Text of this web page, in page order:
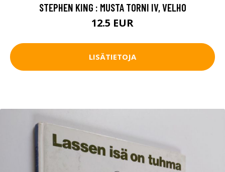
STEPHEN KING : MUSTA TORNI IV, VELHO
12.5 EUR
LISÄTIETOJA